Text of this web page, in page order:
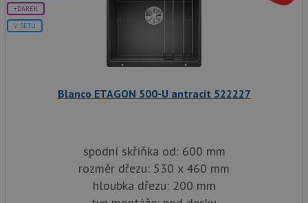
+DÁREK
V SETU
Blanco ETAGON 500-U antracit 522227
spodní skříňka od: 600 mm
rozměr dřezu: 530 x 460 mm
hloubka dřezu: 200 mm